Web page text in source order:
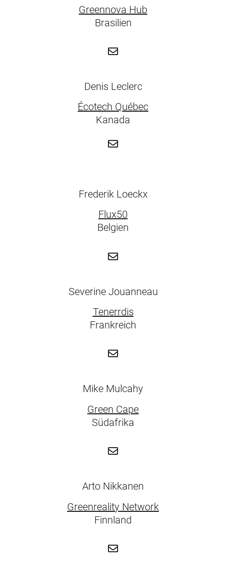
Greennova Hub
Brasilien
Denis Leclerc
Écotech Québec
Kanada
Frederik Loeckx
Flux50
Belgien
Severine Jouanneau
Tenerrdis
Frankreich
Mike Mulcahy
Green Cape
Südafrika
Arto Nikkanen
Greenreality Network
Finnland